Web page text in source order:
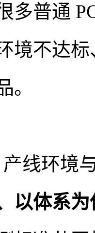
多普通
境不达
。
线环境
以体系为